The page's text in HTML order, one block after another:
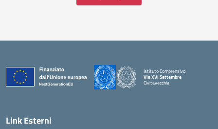
Istituto Comprensivo
Via XVI Settembre
Civitavecchia
Link Esterni